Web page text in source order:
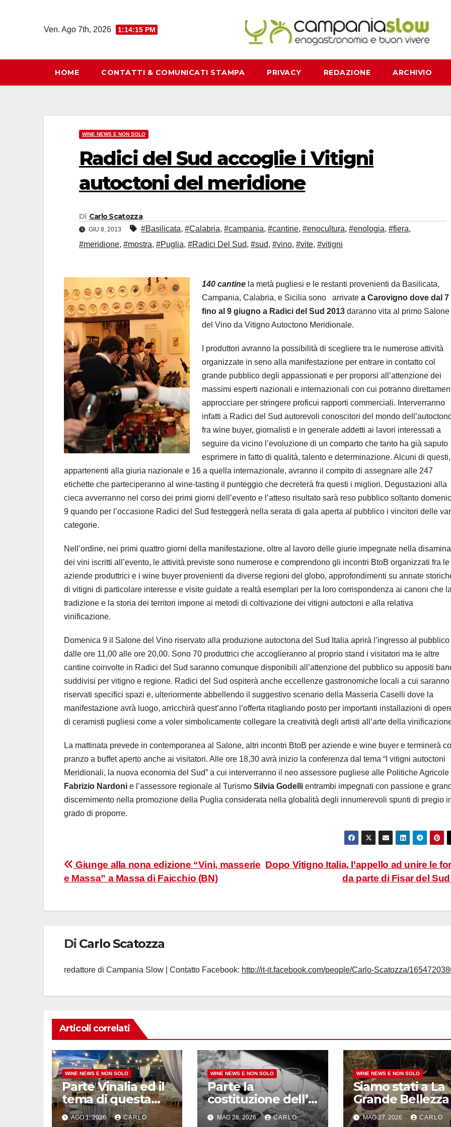
Ven. Ago 7th, 2026 1:14:16 PM
HOME CONTATTI & COMUNICATI STAMPA PRIVACY REDAZIONE ARCHIVIO
WINE NEWS E NON SOLO
Radici del Sud accoglie i Vitigni
autoctoni del meridione
Di Carlo Scatozza
GIU 8, 2013 #Basilicata, #Calabria, #campania, #cantine, #enocultura, #enologia, #fiera,
#meridione, #mostra, #Puglia, #Radici Del Sud, #sud, #vino, #vite, #vitigni
140 cantine la metà pugliesi e le restanti provenienti da Basilicata,
Campania, Calabria, e Sicilia sono arrivate a Carovigno dove dal 7
fino al 9 giugno a Radici del Sud 2013 daranno vita al primo Salone
del Vino da Vitigno Autoctono Meridionale.
I produttori avranno la possibilità di scegliere tra le numerose attività
organizzate in seno alla manifestazione per entrare in contatto col
grande pubblico degli appassionati e per proporsi all’attenzione dei
massimi esperti nazionali e internazionali con cui potranno
approcciare per stringere proficui rapporti commerciali. Interverranno
infatti a Radici del Sud autorevoli conoscitori del mondo
fra wine buyer, giornalisti e in generale addetti ai lavori interessati a
seguire da vicino l’evoluzione di un comparto che tanto ha già saputo
esprimere in fatto di qualità, talento e determinazione. Alcuni di
appartenenti alla giuria nazionale e 16 a quella internazionale, avranno il compito di assegnare alle 247
etichette che parteciperanno al wine-tasting il punteggio che decreterà fra questi i migliori. Degustazioni alla
cieca avverranno nel corso dei primi giorni dell’evento e l’atteso risultato sarà reso pubblico soltanto
9 quando per l’occasione Radici del Sud festeggerà nella serata di gala aperta al pubblico i vincitori delle
categorie.
Nell’ordine, nei primi quattro giorni della manifestazione, oltre al lavoro delle giurie impegnate nella disamina
dei vini iscritti all’evento, le attività previste sono numerose e comprendono gli incontri BtoB organizzati fra le
aziende produttrici e i wine buyer provenienti da diverse regioni del globo, approfondimenti su annate
di vitigni di particolare interesse e visite guidate a realtà esemplari per la loro corrispondenza ai canoni che
tradizione e la storia dei territori impone ai metodi di coltivazione dei vitigni autoctoni e alla relativa
vinificazione.
Domenica 9 il Salone del Vino riservato alla produzione autoctona del Sud Italia aprirà l’ingresso al pubblico
dalle ore 11,00 alle ore 20,00. Sono 70 produttrici che accoglieranno al proprio stand i visitatori ma le altre
cantine coinvolte in Radici del Sud saranno comunque disponibili all’attenzione del pubblico su appositi
suddivisi per vitigno e regione. Radici del Sud ospiterà anche eccellenze gastronomiche locali a cui saranno
riservati specifici spazi e, ulteriormente abbellendo il suggestivo scenario della Masseria Caselli dove la
manifestazione avrà luogo, arricchirà quest’anno l’offerta ritagliando posto per importanti installazioni di
di ceramisti pugliesi come a voler simbolicamente collegare la creatività degli artisti all’arte della
La mattinata prevede in contemporanea al Salone, altri incontri BtoB per aziende e wine buyer e terminerà
pranzo a buffet aperto anche ai visitatori. Alle ore 18,30 avrà inizio la conferenza dal tema “I vitigni autoctoni
Meridionali, la nuova economia del Sud” a cui interverranno il neo assessore pugliese alle Politiche Agricole
Fabrizio Nardoni e l’assessore regionale al Turismo Silvia Godelli entrambi impegnati con passione e
discernimento nella promozione della Puglia considerata nella globalità degli innumerevoli spunti di pregio
grado di proporre.
Navigazione
articoli
Dopo Vitigno Italia, l’appello ad unire le
da parte di Fisar del
Giunge alla nona edizione “Vini, masserie
e Massa” a Massa di Faicchio (BN)
Di Carlo Scatozza
redattore di Campania Slow | Contatto Facebook: http://it-it.facebook.com/people/Carlo-Scatozza/
Articoli correlati
WINE NEWS E NON SOLO
Parte Vinalia ed il
tema di questa
edizione è
AGO 1, 2026 CARLO
WINE NEWS E NON SOLO
Parte la
costituzione dell’
Enoteca
MAG 28, 2026 CARLO
WINE NEWS E NON SOLO
Siamo stati a La
Grande
WinesCritic a
MAG 27, 2026 CARLO